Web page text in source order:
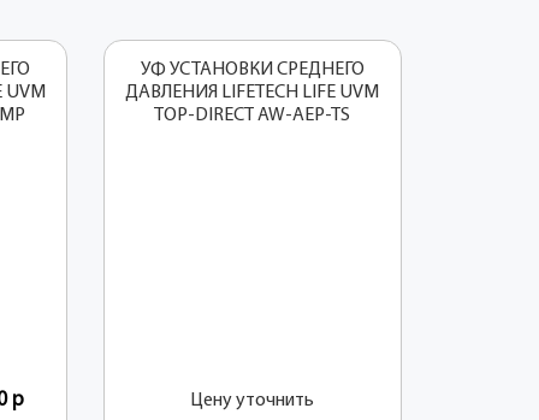
UVM
р
УФ УСТАНОВКИ СРЕДНЕГО
ДАВЛЕНИЯ LIFETECH LIFE UVM
TOP-DIRECT AW-AEP-TS
Цену уточнить